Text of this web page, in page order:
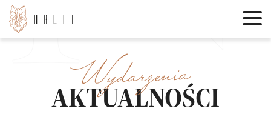
Wydarzenia
AKTUALNOŚCI